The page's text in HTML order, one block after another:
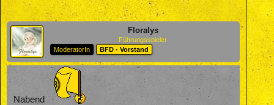
Floralys
Führungsspieler
ModeratorIn
BFD - Vorstand
Nabend